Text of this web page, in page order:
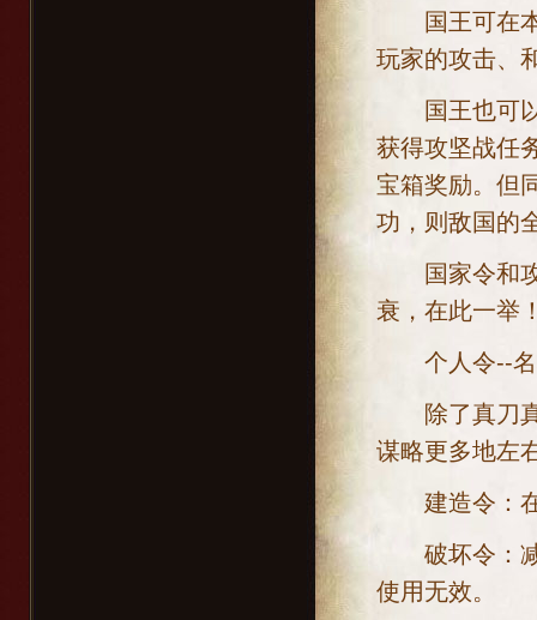
国王可在本
玩家的攻击、
国王也可以
获得攻坚战任
宝箱奖励。但
功，则敌国的
国家令和攻
衰，在此一举
个人令--名
除了真刀真
谋略更多地左
建造令：在
破坏令：减
使用无效。